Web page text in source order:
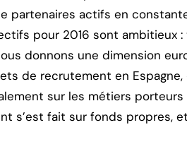
partenaires actifs en
pour 2016 sont ambitieux :
donnons une dimension
de recrutement en Espagne,
sur les métiers
s’est fait sur fonds propres,